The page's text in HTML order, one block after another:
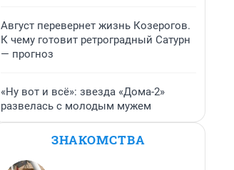
Август перевернет жизнь Козерогов.
К чему готовит ретроградный Сатурн
— прогноз
«Ну вот и всё»: звезда «Дома-2»
развелась с молодым мужем
ЗНАКОМСТВА